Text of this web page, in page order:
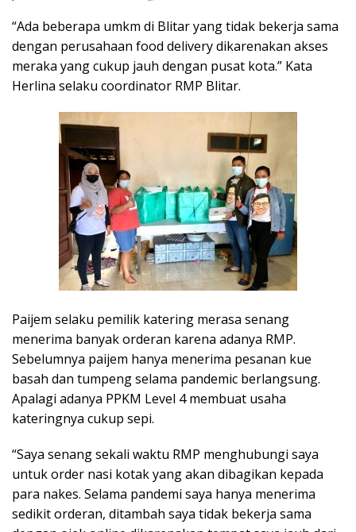
“Ada beberapa umkm di Blitar yang tidak bekerja sama
dengan perusahaan food delivery dikarenakan akses
meraka yang cukup jauh dengan pusat kota.” Kata
Herlina selaku coordinator RMP Blitar.
Paijem selaku pemilik katering merasa senang
menerima banyak orderan karena adanya RMP.
Sebelumnya paijem hanya menerima pesanan kue
basah dan tumpeng selama pandemic berlangsung.
Apalagi adanya PPKM Level 4 membuat usaha
kateringnya cukup sepi.
“Saya senang sekali waktu RMP menghubungi saya
untuk order nasi kotak yang akan dibagikan kepada
para nakes. Selama pandemi saya hanya menerima
sedikit orderan, ditambah saya tidak bekerja sama